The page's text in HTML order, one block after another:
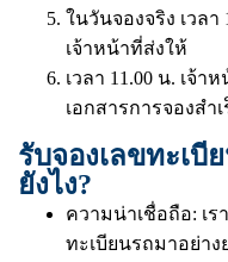
ในวันจองจริง เวลา
เจ้าหน้าที่ส่งให้
เวลา 11.00 น. เจ้
เอกสารการจองสำ
รับจองเลขทะเบี
ยังไง?
ความน่าเชื่อถือ: เ
ทะเบียนรถมาอย่าง